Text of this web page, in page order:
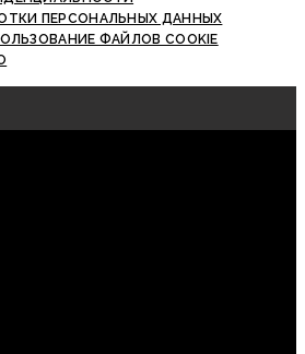
ПЕРСОНАЛЬНЫХ ДАННЫХ
ФАЙЛОВ COOKIE